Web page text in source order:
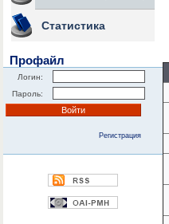
Статистика
Профайл
Логин:
Пароль:
Регистрация